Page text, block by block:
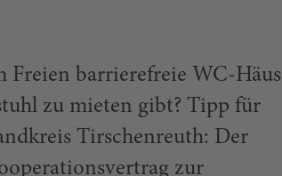
Freien barrierefreie WC-
zu mieten gibt? Tipp für
Tirschenreuth: Der
zur